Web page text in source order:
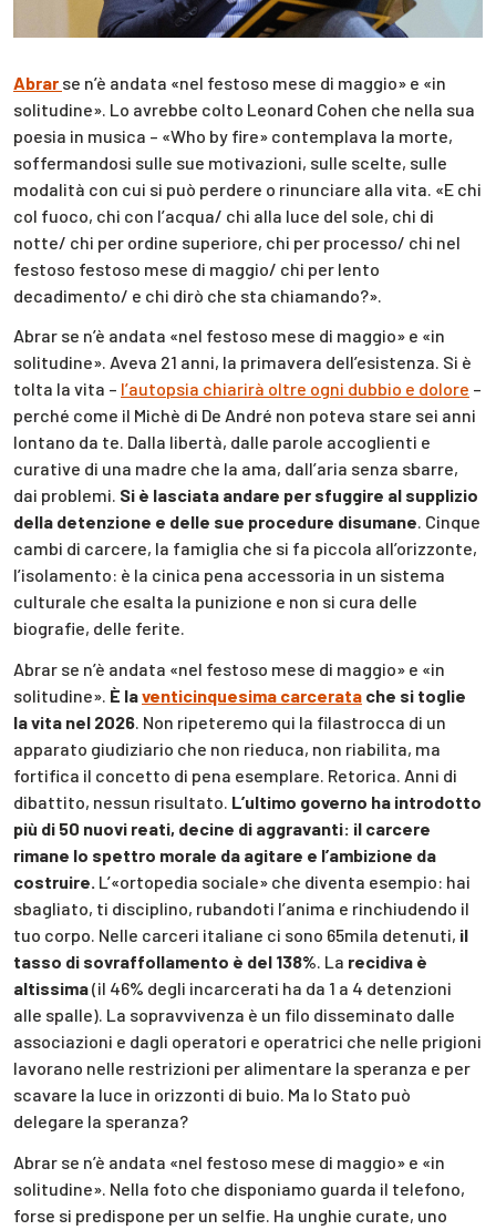
Abrar se n’è andata «nel festoso mese di maggio» e «in
solitudine». Lo avrebbe colto Leonard Cohen che nella sua
poesia in musica – «Who by fire» contemplava la morte,
soffermandosi sulle sue motivazioni, sulle scelte, sulle
modalità con cui si può perdere o rinunciare alla vita. «E chi
col fuoco, chi con l’acqua/ chi alla luce del sole, chi di
notte/ chi per ordine superiore, chi per processo/ chi nel
festoso festoso mese di maggio/ chi per lento
decadimento/ e chi dirò che sta chiamando?».
Abrar se n’è andata «nel festoso mese di maggio» e «in
solitudine». Aveva 21 anni, la primavera dell’esistenza. Si è
tolta la vita – l’autopsia chiarirà oltre ogni dubbio e dolore –
perché come il Michè di De André non poteva stare sei anni
lontano da te. Dalla libertà, dalle parole accoglienti e
curative di una madre che la ama, dall’aria senza sbarre,
dai problemi. Si è lasciata andare per sfuggire al supplizio
della detenzione e delle sue procedure disumane. Cinque
cambi di carcere, la famiglia che si fa piccola all’orizzonte,
l’isolamento: è la cinica pena accessoria in un sistema
culturale che esalta la punizione e non si cura delle
biografie, delle ferite.
Abrar se n’è andata «nel festoso mese di maggio» e «in
solitudine». È laventicinquesima carcerata che si toglie
la vita nel 2026. Non ripeteremo qui la filastrocca di un
apparato giudiziario che non rieduca, non riabilita, ma
fortifica il concetto di pena esemplare. Retorica. Anni di
dibattito, nessun risultato. L’ultimo governo ha introdotto
più di 50 nuovi reati, decine di aggravanti: il carcere
rimane lo spettro morale da agitare e l’ambizione da
costruire. L’«ortopedia sociale» che diventa esempio: hai
sbagliato, ti disciplino, rubandoti l’anima e rinchiudendo il
tuo corpo. Nelle carceri italiane ci sono 65mila detenuti, il
tasso di sovraffollamento è del 138%. La recidiva è
altissima(il 46% degli incarcerati ha da 1 a 4 detenzioni
alle spalle). La sopravvivenza è un filo disseminato dalle
associazioni e dagli operatori e operatrici che nelle prigioni
lavorano nelle restrizioni per alimentare la speranza e per
scavare la luce in orizzonti di buio. Ma lo Stato può
delegare la speranza?
Abrar se n’è andata «nel festoso mese di maggio» e «in
solitudine». Nella foto che disponiamo guarda il telefono,
forse si predispone per un selfie. Ha unghie curate, uno